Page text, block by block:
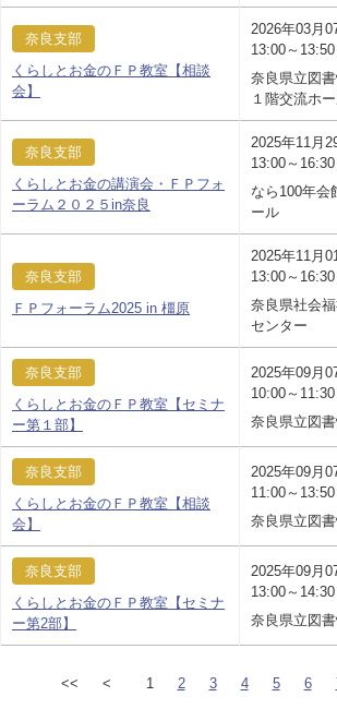
奈良支部
くらしとお金のＦＰ教室【相談
会】
2026年03月
13:00～13:50
奈良県立図
１階交流ホ
奈良支部
くらしとお金の講演会・ＦＰフォ
ーラム２０２５in奈良
2025年11月
13:00～16:30
なら100年
ール
奈良支部
ＦＰフォーラム2025 in 橿原
2025年11月
13:00～16:30
奈良県社会
センター
奈良支部
くらしとお金のＦＰ教室【セミナ
ー第１部】
2025年09月
10:00～11:30
奈良県立図
奈良支部
くらしとお金のＦＰ教室【相談
会】
2025年09月
11:00～13:50
奈良県立図
奈良支部
くらしとお金のＦＰ教室【セミナ
ー第2部】
2025年09月
13:00～14:30
奈良県立図
<< < 1 2 3 4 5 6